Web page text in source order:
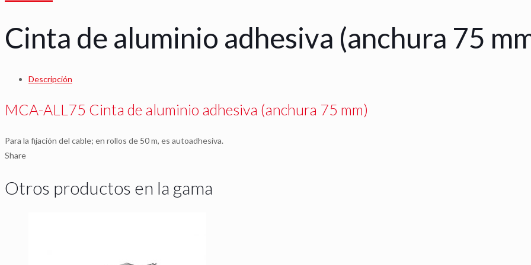
Cinta de aluminio adhesiva (anchura 75
Descripción
MCA-ALL75 Cinta de aluminio adhesiva (anchura 75 mm)
Para la fijación del cable; en rollos de 50 m, es autoadhesiva.
Share
Otros productos en la gama